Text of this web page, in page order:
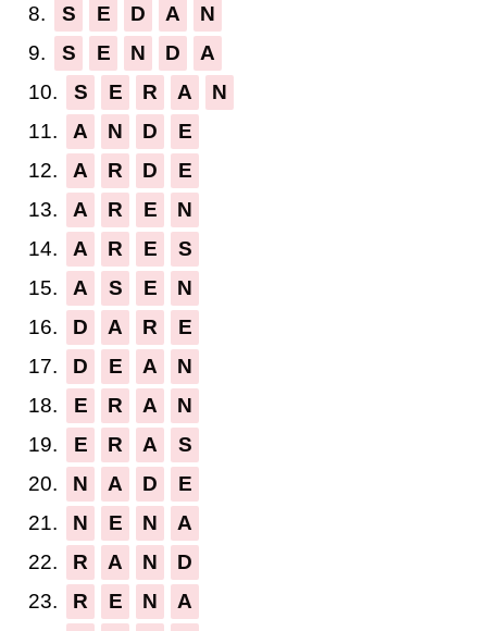
8.
S E D A
N
9.
S E N D
A
10.
S E R A
N
11.
A N D
E
12.
A R D
E
13.
A R E
N
14.
A R E
S
15.
A S E
N
16.
D A R
E
17.
D E A
N
18.
E R A
N
19.
E R A
S
20.
N A D
E
21.
N E N
A
22.
R A N
D
23.
R E N
A